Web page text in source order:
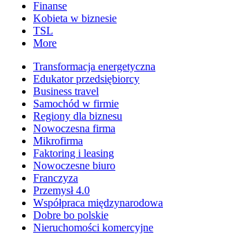
Finanse
Kobieta w biznesie
TSL
More
Transformacja energetyczna
Edukator przedsiębiorcy
Business travel
Samochód w firmie
Regiony dla biznesu
Nowoczesna firma
Mikrofirma
Faktoring i leasing
Nowoczesne biuro
Franczyza
Przemysł 4.0
Współpraca międzynarodowa
Dobre bo polskie
Nieruchomości komercyjne